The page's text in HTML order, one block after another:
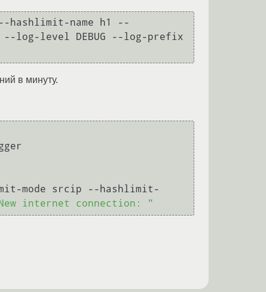
hashlimit-name h1 --
в минуту.
mode srcip --hashlimit-
internet connection: "